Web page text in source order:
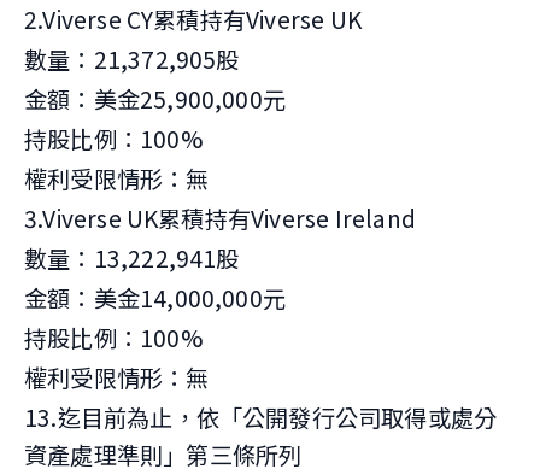
2.Viverse CY累積持有Viverse UK
數量：21,372,905股
金額：美金25,900,000元
持股比例：100%
權利受限情形：無
3.Viverse UK累積持有Viverse Ireland
數量：13,222,941股
金額：美金14,000,000元
持股比例：100%
權利受限情形：無
13.迄目前為止，依「公開發行公司取得或處分
資產處理準則」第三條所列